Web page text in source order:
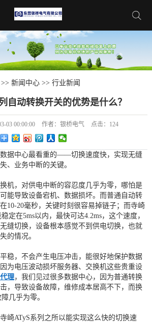
>> 新闻中心>> 行业新闻
自动转换开关的优势是什么？
03 00:00:00 作者： 银桥电气 点击： 124
据中心最看重的——切换速度快，实现无缝
、业务中断的关键。
机，对供电中断的容忍度几乎为零，哪怕是
能导致设备宕机、数据损坏。而普通自动转
10-20毫秒，关键时刻很容易掉链子；而寺崎
定在5ms以内，最快可达4.2ms，这个速度，
缝切换，设备根本感觉不到供电切换，也就
的情况。
稳，不会产生电压冲击，能很好地保护数据
为电压波动损坏服务器、交换机这些贵重设
理，我们见过很多数据中心，因为普通转换
，导致设备故障，维修成本居高不下，而换
几乎为零。
崎ATyS系列之所以能实现这么快的切换速